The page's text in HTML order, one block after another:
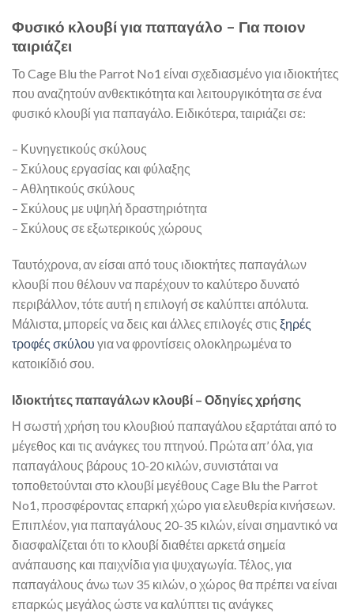
Φυσικό κλουβί για παπαγάλο – Για ποιον
ταιριάζει
Το Cage Blu the Parrot No1 είναι σχεδιασμένο για ιδιοκτήτες
που αναζητούν ανθεκτικότητα και λειτουργικότητα σε ένα
φυσικό κλουβί για παπαγάλο. Ειδικότερα, ταιριάζει σε:
– Κυνηγετικούς σκύλους
– Σκύλους εργασίας και φύλαξης
– Αθλητικούς σκύλους
– Σκύλους με υψηλή δραστηριότητα
– Σκύλους σε εξωτερικούς χώρους
Ταυτόχρονα, αν είσαι από τους ιδιοκτήτες παπαγάλων
κλουβί που θέλουν να παρέχουν το καλύτερο δυνατό
περιβάλλον, τότε αυτή η επιλογή σε καλύπτει απόλυτα.
Μάλιστα, μπορείς να δεις και άλλες επιλογές στις ξηρές
τροφές σκύλου για να φροντίσεις ολοκληρωμένα το
κατοικίδιό σου.
Ιδιοκτήτες παπαγάλων κλουβί – Οδηγίες χρήσης
Η σωστή χρήση του κλουβιού παπαγάλου εξαρτάται από το
μέγεθος και τις ανάγκες του πτηνού. Πρώτα απ’ όλα, για
παπαγάλους βάρους 10-20 κιλών, συνιστάται να
τοποθετούνται στο κλουβί μεγέθους Cage Blu the Parrot
No1, προσφέροντας επαρκή χώρο για ελευθερία κινήσεων.
Επιπλέον, για παπαγάλους 20-35 κιλών, είναι σημαντικό να
διασφαλίζεται ότι το κλουβί διαθέτει αρκετά σημεία
ανάπαυσης και παιχνίδια για ψυχαγωγία. Τέλος, για
παπαγάλους άνω των 35 κιλών, ο χώρος θα πρέπει να είναι
επαρκώς μεγάλος ώστε να καλύπτει τις ανάγκες